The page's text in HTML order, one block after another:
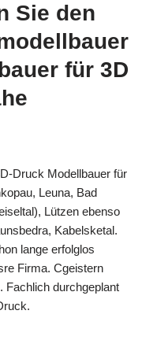
Sie den
für 3D
Druck Modellbauer für
Leuna, Bad
Lützen ebenso
Kabelsketal.
lange erfolglos
Firma. Cgeistern
Fachlich durchgeplant